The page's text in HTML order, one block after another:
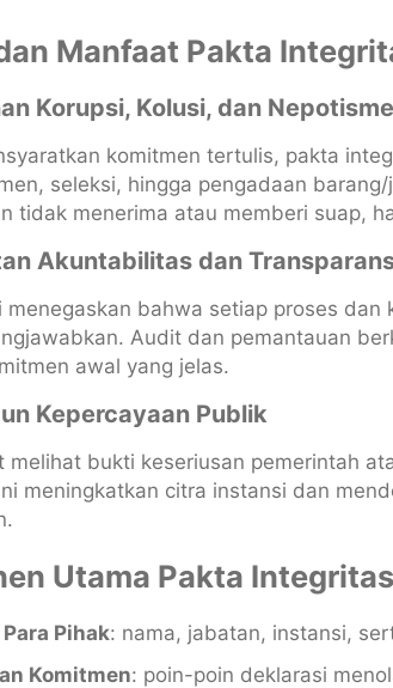
Manfaat Pakta
Korupsi, Kolusi, dan Nepotisme
komitmen tertulis, pakta
seleksi, hingga pengadaan
tidak menerima atau memberi suap,
Akuntabilitas dan
menegaskan bahwa setiap proses dan
Audit dan pemantauan
awal yang jelas.
Kepercayaan Publik
melihat bukti keseriusan pemerintah
meningkatkan citra instansi dan
Utama Pakta Integritas
Pihak: nama, jabatan, instansi,
Komitmen: poin-poin deklarasi